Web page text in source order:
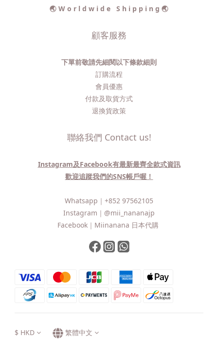
🌏 W o r l d w i d e S h i p p i n g 🌏
顧客服務
下單前敬請先細閱以下條款細則
訂購流程​
會員優惠
付款及取貨方式
退換貨政策
聯絡我們 Contact us!
Instagram及Facebook有最新最齊全款式資訊
歡迎追蹤我們的SNS帳戶喔！
Whatsapp｜ +852 97562105
Instagram｜ @mii_nananajp
Facebook｜ Miinanana 日本代購
$ HKD 繁體中文